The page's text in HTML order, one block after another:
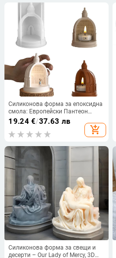
Силиконова форма за епоксидна
смола: Европейски Пантеон
замков свечник, римска
архитектура дворец, гипсов
ароматичен камък
19.24€/37.63 лв
add_shopping_cart
Силиконова форма за свещи и
десерти – Our Lady of Mercy, 3D